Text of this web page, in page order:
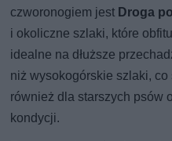
czworonogiem jest Droga
i okoliczne szlaki, które
idealne na dłuższe
niż wysokogórskie szlaki,
również dla starszych psów
kondycji.